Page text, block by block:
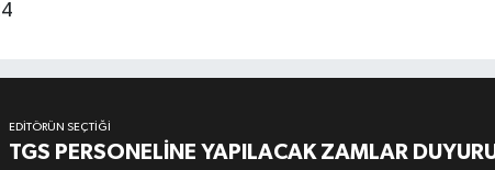
EDITÖRÜN SEÇTIĞI
TGS PERSONELİNE YAPILACAK ZAMLAR